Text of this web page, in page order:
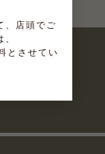
、店頭でご
とさせてい